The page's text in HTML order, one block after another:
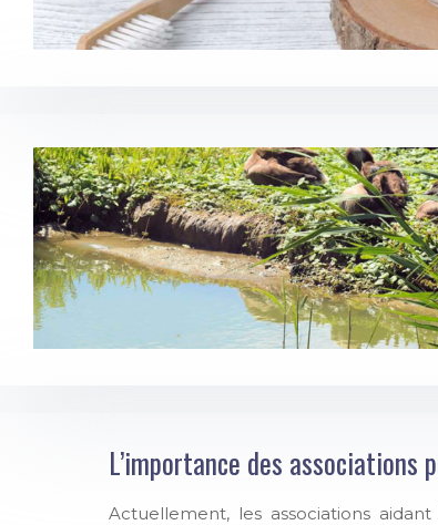
L’importance des associations
Actuellement, les associations